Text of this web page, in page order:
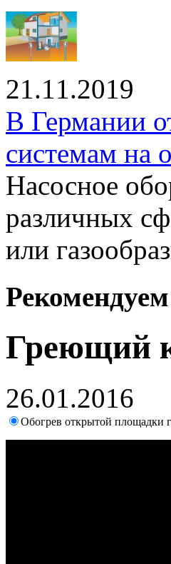
21.11.2019
В Германии
системам на
Насосное
различных
или
Рекомендуем
Греющий
26.01.2016
Обогрев открытой площадки